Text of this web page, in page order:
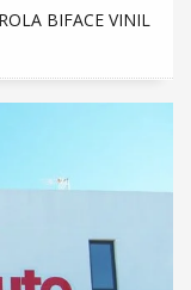
BIFACE VINIL